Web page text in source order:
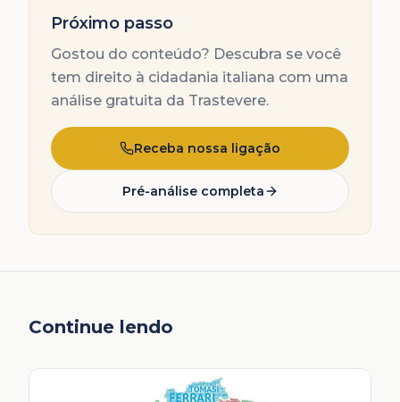
Próximo passo
Gostou do conteúdo? Descubra se você
tem direito à cidadania italiana com uma
análise gratuita da Trastevere.
Receba nossa ligação
Pré-análise completa
Continue lendo